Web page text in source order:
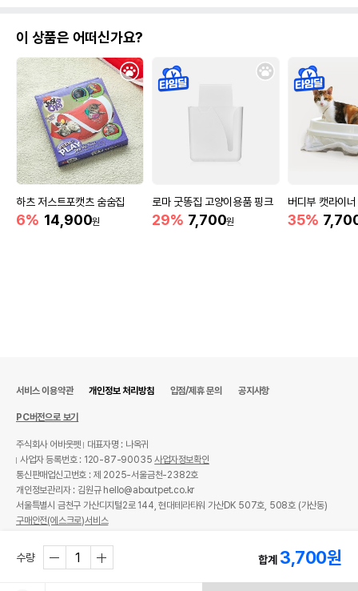
이 상품은 어떠신가요?
하츠 저스트포캣츠 숨숨집
6% 14,900원
로마 굿똥집 고양이용품 핑크
29% 7,700원
버디부 캣라이
35%
수량 합계 3,700원
서비스 이용약관 개인정보 처리방침 입점/제휴 문의 공지사항
PC버전으로 보기
주식회사 어바웃펫
대표자명 : 나옥귀
사업자 등록번호 : 120-87-90035사업자정보확인
통신판매업신고번호 : 제 2025-서울금천-2382호
개인정보관리자 : 김원규 hello@aboutpet.co.kr
서울특별시 금천구 가산디지털2로 144, 현대테라타워 가산DK 507호, 508호 (가산동)
구매안전(에스크로)서비스